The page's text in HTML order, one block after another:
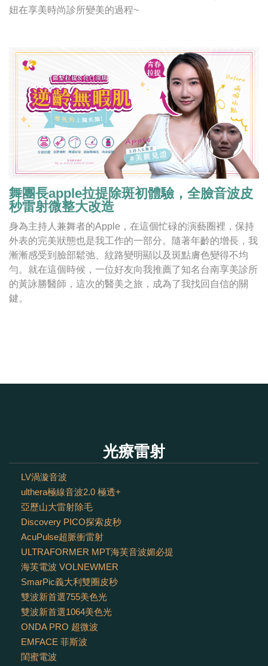
妞在享美時尚診所變美的過程~
舞團長apple拉提除斑初體驗，全臉音波皮
秒雷射微整大改造
身為主持人兼舞者的Apple，在這個忙碌的演藝圈裡，保持
外表的完美狀態也是我工作的一部分。隨著年齡的增長，我
漸漸感受到臉部鬆弛、紋路變明顯以及斑點膚色變得不均
勻。就在這個時候，一位好友向我推薦了知名台南享美診所
的黃詠勝醫師，這次的醫美之旅，成為了我找回自信的關
鍵。
光療雷射
LV渦漩音波
ulthera極線音波2.0 極透+
亞歷山大雷射除毛
Discovery PICO探索皮秒
AcuPulse超脈衝雷射
ULTRAFORMER MPT海芙音波媚必提
海芙電波 VOLNEWMER
SmarPic義大利雙圈皮秒
雙波新首選755美色光
雙波新首選1064美色光
ONDA PRO 超微波
EMFACE 菲斯波
閨蜜電波